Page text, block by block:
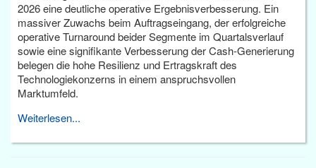
2026 eine deutliche operative Ergebnisverbesserung. Ein
massiver Zuwachs beim Auftragseingang, der erfolgreiche
operative Turnaround beider Segmente im Quartalsverlauf
sowie eine signifikante Verbesserung der Cash-Generierung
belegen die hohe Resilienz und Ertragskraft des
Technologiekonzerns in einem anspruchsvollen
Marktumfeld.
Weiterlesen...